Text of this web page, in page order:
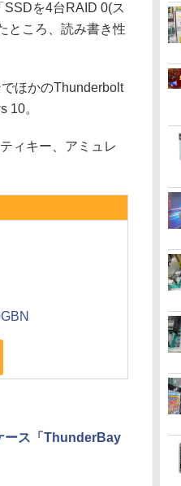
を4台RAID 0(ス
ところ、読み書き性
ほかのThunderbolt
10。
ィキー、アミュレ
ース「ThunderBay